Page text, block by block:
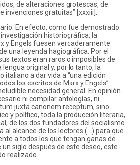
de alteraciones grotescas, de
invenciones gratuitas” [xxxiii].
En efecto, como fue demostrado
historiográfica, la
y Engels fuesen verdaderamente
una leyenda hagiográfica. Por el
textos eran raros o imposibles de
original y, por lo tanto, la
italiano a dar vida a “una edición
los escritos de Marx y Engels”
necesidad general. En opinión
ni compilar antologías, ni
juxta canonem receptum, sino
y político, toda la producción literaria,
de los dos fundadores del socialismo
al alcance de los lectores (…) para que
a todos los que tengan ganas de
un siglo después de este deseo, este
realizado.